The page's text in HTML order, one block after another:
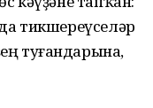
тикшереүселәр
туғандарына,